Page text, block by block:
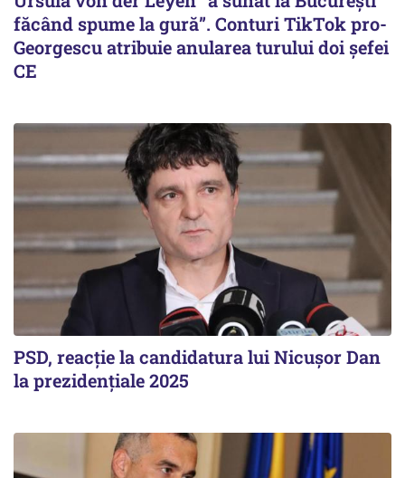
făcând spume la gură”. Conturi TikTok pro-
Georgescu atribuie anularea turului doi șefei
CE
PSD, reacție la candidatura lui Nicușor Dan
la prezidențiale 2025